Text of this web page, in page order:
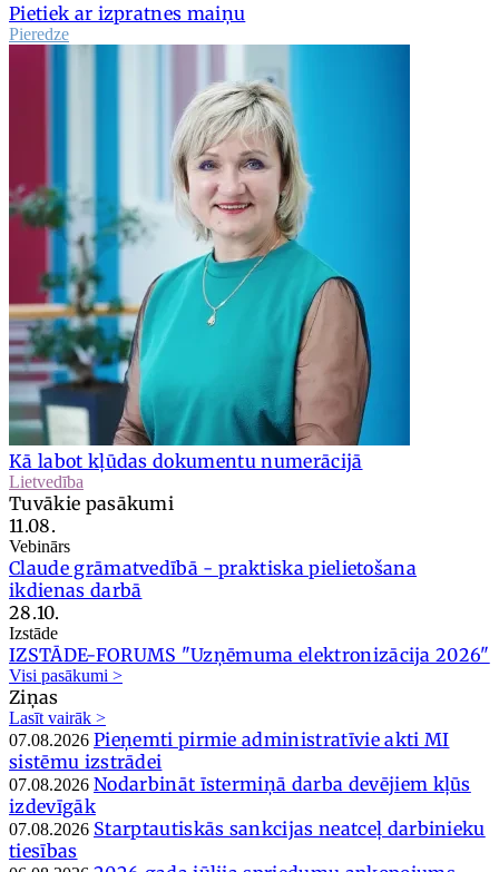
Pietiek ar izpratnes maiņu
Pieredze
Kā labot kļūdas dokumentu numerācijā
Lietvedība
Tuvākie pasākumi
11.08.
Vebinārs
Claude grāmatvedībā - praktiska pielietošana
ikdienas darbā
28.10.
Izstāde
IZSTĀDE-FORUMS "Uzņēmuma elektronizācija 2026"
Visi pasākumi >
Ziņas
Lasīt vairāk >
07.08.2026 Pieņemti pirmie administratīvie akti MI
sistēmu izstrādei
07.08.2026 Nodarbināt īstermiņā darba devējiem kļūs
izdevīgāk
07.08.2026 Starptautiskās sankcijas neatceļ darbinieku
tiesības